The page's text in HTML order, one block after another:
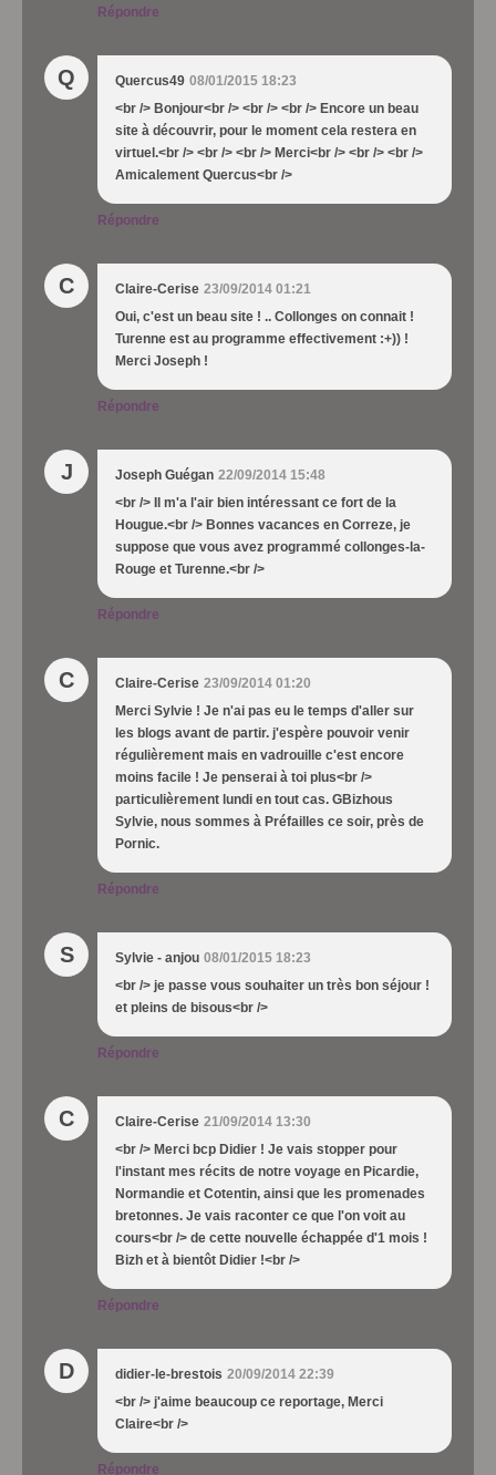
Répondre
Q Quercus49 08/01/2015 18:23
<br /> Bonjour<br /> <br /> <br /> Encore un beau
site à découvrir, pour le moment cela restera en
virtuel.<br /> <br /> <br /> Merci<br /> <br /> <br />
Amicalement Quercus<br />
Répondre
C Claire-Cerise 23/09/2014 01:21
Oui, c'est un beau site ! .. Collonges on connait !
Turenne est au programme effectivement :+)) !
Merci Joseph !
Répondre
J Joseph Guégan 22/09/2014 15:48
<br /> Il m'a l'air bien intéressant ce fort de la
Hougue.<br /> Bonnes vacances en Correze, je
suppose que vous avez programmé collonges-la-
Rouge et Turenne.<br />
Répondre
C Claire-Cerise 23/09/2014 01:20
Merci Sylvie ! Je n'ai pas eu le temps d'aller sur
les blogs avant de partir. j'espère pouvoir venir
régulièrement mais en vadrouille c'est encore
moins facile ! Je penserai à toi plus<br />
particulièrement lundi en tout cas. GBizhous
Sylvie, nous sommes à Préfailles ce soir, près de
Pornic.
Répondre
S Sylvie - anjou 08/01/2015 18:23
<br /> je passe vous souhaiter un très bon séjour !
et pleins de bisous<br />
Répondre
C Claire-Cerise 21/09/2014 13:30
<br /> Merci bcp Didier ! Je vais stopper pour
l'instant mes récits de notre voyage en Picardie,
Normandie et Cotentin, ainsi que les promenades
bretonnes. Je vais raconter ce que l'on voit au
cours<br /> de cette nouvelle échappée d'1 mois !
Bizh et à bientôt Didier !<br />
Répondre
D didier-le-brestois 20/09/2014 22:39
<br /> j'aime beaucoup ce reportage, Merci
Claire<br />
Répondre